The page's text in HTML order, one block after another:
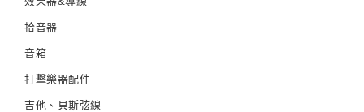
拾音器
音箱
打擊樂器配件
吉他、貝斯弦線